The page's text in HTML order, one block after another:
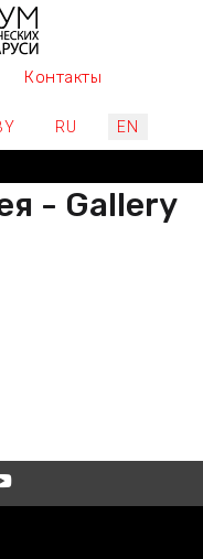
Контакты
your language
RU EN
- Gallery